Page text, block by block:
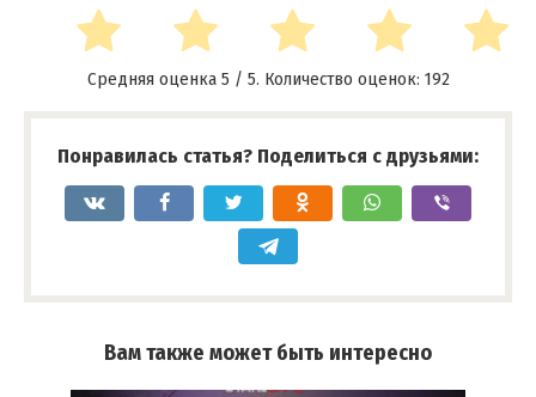
Средняя оценка 5 / 5. Количество оценок: 192
Понравилась статья? Поделиться с друзьями:
Вам также может быть интересно